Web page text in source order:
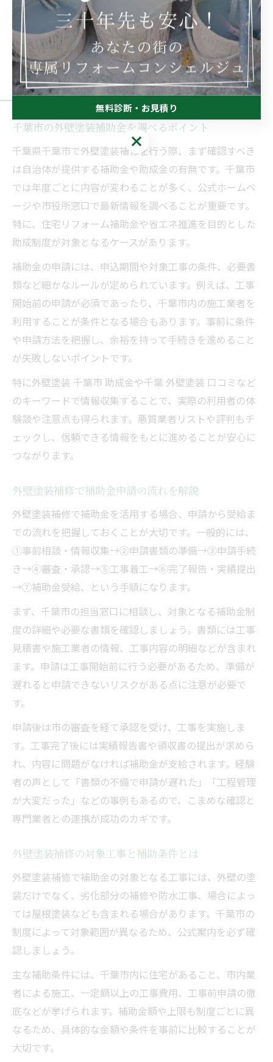
補助金を活用した賢い外壁塗装
の方法とは
千葉市の外壁塗装補助金を調べるポイント
千葉県千葉市で外壁塗装補修を行う際、まず確認すべき
は自治体が提供する補助金や助成金の有無です。千葉市
では年度ごとに内容が変わることが多く、公式ホームペ
ージや市役所窓口で最新情報を調べることが重要です。
特に、住宅リフォーム補助金や省エネ推進を目的とした
助成制度が対象となるケースがあります。
補助金の申請には、申込期間や対象工事の条件、必要書
類など細かなルールが定められています。例えば、工事
開始前の申請が必須であったり、千葉市内の施工業者を
利用することが条件となる場合もあります。事前に条件
や申請方法を把握し、余裕を持って手続きを進めること
が失敗しないポイントです。
特に外壁塗装 千葉市 助成金や千葉 外壁塗装 口コミなど
のキーワードで情報収集することで、実際の利用者の体
験談や注意点も得られます。悪質業者リストや評判もチ
ェックし、信頼できる情報をもとに進めることが安心に
つながります。
外壁塗装補修で補助金申請の流れを解説
外壁塗装補修で補助金を活用する場合、申請から受給ま
での流れを把握しておくことが大切です。一般的には、
①事前相談・情報収集→②申請書類の準備→③申請手続
き→④審査・承認→⑤工事着工→⑥完了報告・実績提出
→⑦補助金受給、という手順になります。
まず、千葉市の担当窓口に相談し、対象となる補助金制
度の詳細や必要な書類を確認しましょう。書類には工事
見積書や施工業者の情報、工事内容の明細などが含まれ
ます。申請は工事開始前に行う必要があるため、準備が
遅れると申請できないリスクがある点に注意が必要で
す。
申請後は市の審査を経て承認を受け、工事を実施しま
す。工事完了後には実績報告書や領収書の提出が求めら
れ、内容に問題がなければ補助金が支給されます。経験
者の声として「書類の不備で申請が遅れた」「工程管理
が大変だった」などの事例もあるので、こまめな確認と
専門業者との連携が成功のカギです。
外壁塗装補修の対象工事と補助条件とは
外壁塗装補修で補助金の対象となる工事には、外壁の塗
装だけでなく、劣化部分の補修や防水工事、場合によっ
ては屋根塗装なども含まれる場合があります。千葉市の
制度によって対象範囲が異なるため、公式案内を必ず確
認しましょう。
主な補助条件には、千葉市内に住宅があること、市内業
者による施工、一定額以上の工事費用、工事前申請の徹
底などが挙げられます。補助金額や上限も制度ごとに異
なるため、具体的な金額や条件を事前に比較することが
大切です。
無料診断・お見積り
無料診断・お見積り